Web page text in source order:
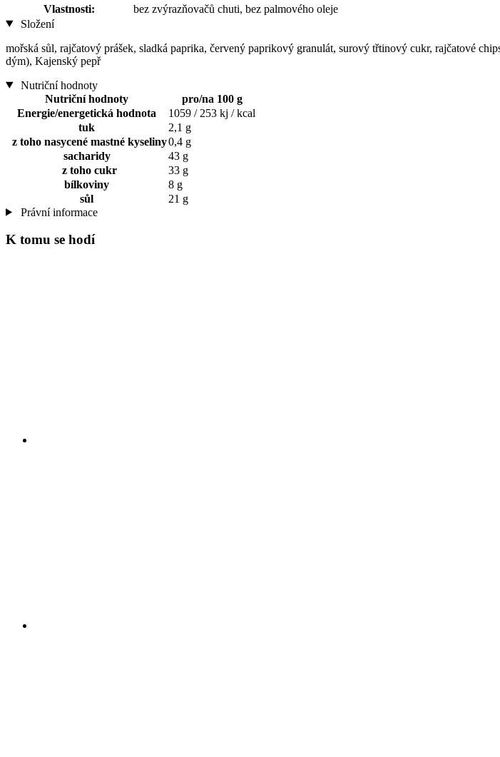
Vlastnosti:
bez zvýrazňovačů chuti, bez palmového oleje
Složení
mořská sůl, rajčatový prášek, sladká paprika, červený paprikový granulát, surový třtinový cukr, rajčatové
dým), Kajenský pepř
Nutriční hodnoty
Nutriční hodnoty
pro/na 100 g
Energie/energetická hodnota
1059 / 253 kj / kcal
tuk
2,1 g
z toho nasycené mastné kyseliny0,4 g
sacharidy
43 g
z toho cukr
33 g
bílkoviny
8 g
sůl
21 g
Právní informace
K tomu se hodí